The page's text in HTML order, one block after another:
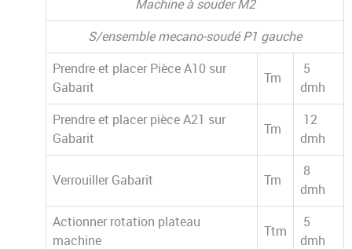
Machine à souder M2
S/ensemble mecano-soudé P1 gauche
Prendre et placer Pièce A10 sur
Gabarit
Tm
5
dmh
Prendre et placer pièce A21 sur
Gabarit
Tm
12
dmh
Verrouiller Gabarit Tm
8
dmh
Actionner rotation plateau
machine
Ttm
5
dmh